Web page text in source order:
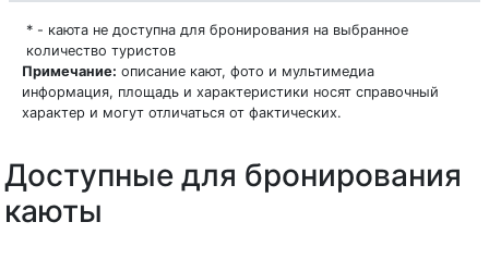
* - каюта не доступна для бронирования на выбранное
количество туристов
Примечание: описание кают, фото и мультимедиа
информация, площадь и характеристики носят справочный
характер и могут отличаться от фактических.
Доступные для бронирования
каюты